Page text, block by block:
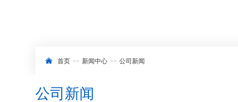
首页 新闻中心 公司新闻
公司新闻